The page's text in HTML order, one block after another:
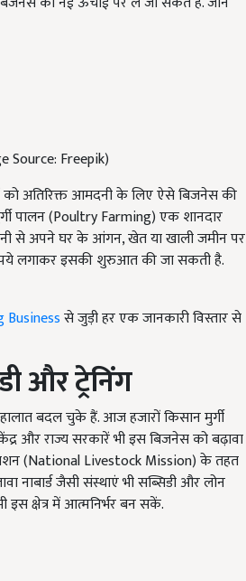
Source: Freepik)
अतिरिक्त आमदनी के लिए ऐसे बिजनेस की
पालन (Poultry Farming) एक शानदार
से अपने घर के आंगन, खेत या खाली जमीन पर
लगाकर इसकी शुरुआत की जा सकती है.
Businessसे जुड़ी हर एक जानकारी विस्तार से
और ट्रेनिंग
बदल चुके हैं. आज हजारों किसान मुर्गी
और राज्य सरकारें भी इस बिजनेस को बढ़ावा
(National Livestock Mission) के तहत
नाबार्ड जैसी संस्थाएं भी सब्सिडी और लोन
इस क्षेत्र में आत्मनिर्भर बन सकें.